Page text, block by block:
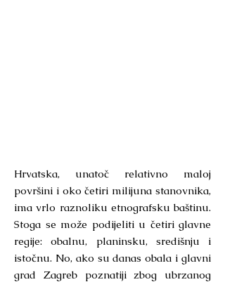
Hrvatska, unatoč relativno maloj
površini i oko četiri milijuna stanovnika,
ima vrlo raznoliku etnografsku baštinu.
Stoga se može podijeliti u četiri glavne
regije: obalnu, planinsku, središnju i
istočnu. No, ako su danas obala i glavni
grad Zagreb poznatiji zbog ubrzanog